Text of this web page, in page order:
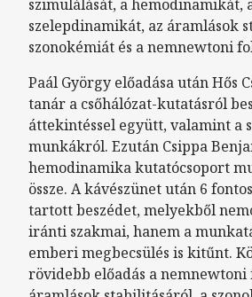
szimulálását, a hemodinamikát,
szelepdinamikát, az áramlások
szonokémiát és a nemnewtoni
Paál György előadása után Hős
tanár a csőhálózat-kutatásról
áttekintéssel együtt, valamint a
munkákról. Ezután Csippa
hemodinamika kutatócsoport
össze. A kávészünet után 6
tartott beszédet, melyekből
iránti szakmai, hanem a
emberi megbecsülés is kitűnt.
rövidebb előadás a